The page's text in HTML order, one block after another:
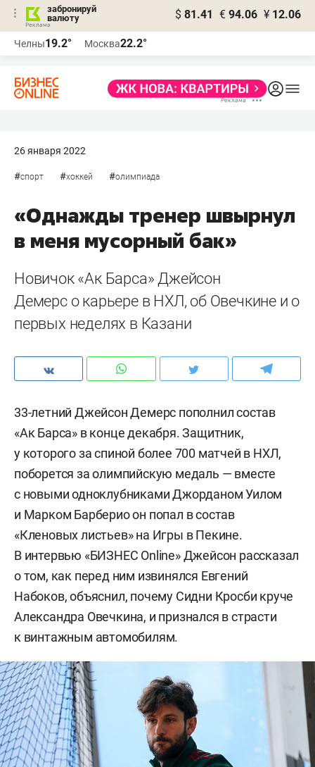
забронируй
валюту
$ 81.41 € 94.06 ¥ 12.06
Челны19.2° Москва22.2°
26 января 2022
#спорт #хоккей #олимпиада
«Однажды тренер швырнул
в меня мусорный бак»
​Новичок «Ак Барса» Джейсон
Демерс о карьере в НХЛ, об Овечкине и о
первых неделях в Казани
33-летний Джейсон Демерс пополнил состав
«Ак Барса» в конце декабря. Защитник,
у которого за спиной более 700 матчей в НХЛ,
поборется за олимпийскую медаль — вместе
с новыми одноклубниками Джорданом Уилом
и Марком Барберио он попал в состав
«Кленовых листьев» на Игры в Пекине.
В интервью «БИЗНЕС Online» Джейсон рассказал
о том, как перед ним извинялся Евгений
Набоков, объяснил, почему Сидни Кросби круче
Александра Овечкина, и признался в страсти
к винтажным автомобилям.